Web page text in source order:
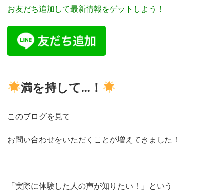
お友だち追加して最新情報をゲットしよう！
満を持して…！
このブログを見て
お問い合わせをいただくことが増えてきました！
「実際に体験した人の声が知りたい！」という